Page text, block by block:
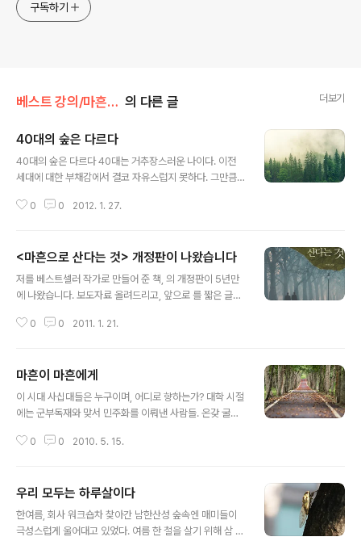
구독하기
베스트 강의/마흔으로 산다는 것 의 다른 글 더보기
40대의 숲은 다르다
40대의 숲은 다르다 40대는 거추장스러운 나이다. 이전
세대에 대한 부채감에서 결코 자유스럽지 못하다. 그만큼
웬만한 사람이라면, 소 팔고 논 팔아 학비를 대야 했던 농투
릴 수 있는 사회적 풍요도 이전 세대나 이후 세대와 많이 다
르다. 겪어온 역사적 환경도 남다르다. 이전 세대가 극단의
이념 대결 양상을 띤 반면, 40대는 참여적 입장을 띠면서
대로부터는 철모르는 진보주의자로, 다음 세대로부터는 아
0 0 2012. 1. 27.
<마흔으로 산다는 것> 개정판이 나왔습니다
저를 베스트셀러 작가로 만들어 준 책, 의 개정판이 5년만
에 나왔습니다. 보도자료 올려드리고, 앞으로 를 짧은 글로
은 40대의 영원한 필독서『마흔으로 산다는 것』이 5년 만
대! 직장 동료이기도 하고, 옆집 아저씨 같은 우리 주변의 4
0대는 누구이며, 어디로 향하는가? 대한민국 40대는 누구
인가? 온갖 굴곡진 한국 현대사와 함께 성공과 좌절, 희망
지만, 세상에 나와서는 ‘사는 건 다 그런 거라고’ 변명을 일
0 0 2011. 1. 21.
마흔이 마흔에게
이 시대 사십대들은 누구이며, 어디로 향하는가? 대학 시절
에는 군부독재와 맞서 민주화를 이뤄낸 사람들. 온갖 굴곡
사람들. 대학에서는 민주주의를 외쳤지만, 세상에 나와서
람들. 민주주의를 얻었지만, 쉽게 쪽박을 깨버린 사람들. 다
시, 민주주의 회복을 갈구하는 사람들. 지역주의와 학벌, 연
고로 가득찬 기득권층을 증오하면서도 개인의 영달을 위해
0 0 2010. 5. 15.
우리 모두는 하루살이다
한여름, 회사 워크숍차 찾아간 남한산성 숲속엔 매미들이
극성스럽게 울어대고 있었다. 여름 한 철을 살기 위해 삼 년